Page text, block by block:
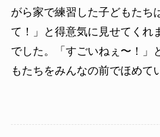
がら家で練習した子どもたち
て！」と得意気に見せてくれ
でした。「すごいねぇ〜！」
もたちをみんなの前でほめて